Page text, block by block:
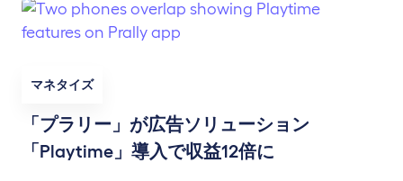
マネタイズ
「プラリー」が広告ソリューション
「Playtime」導入で収益12倍に